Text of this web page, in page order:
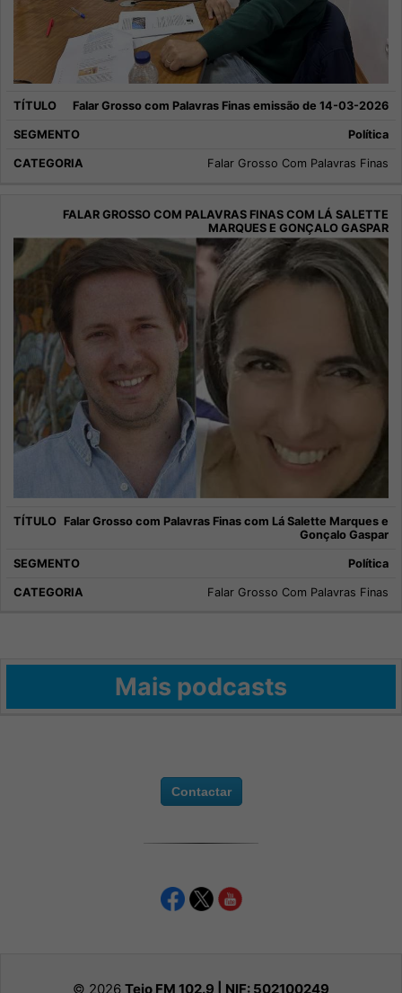
Falar Grosso com Palavras Finas emissão de 14-03-2026
Política
Falar Grosso Com Palavras Finas
Falar Grosso com Palavras Finas com Lá Salette Marques e
Gonçalo Gaspar
Política
Falar Grosso Com Palavras Finas
Mais podcasts
Contactar
© 2026 Tejo FM 102.9 | NIF: 502100249